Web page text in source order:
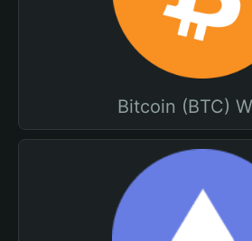
Bitcoin (BTC)